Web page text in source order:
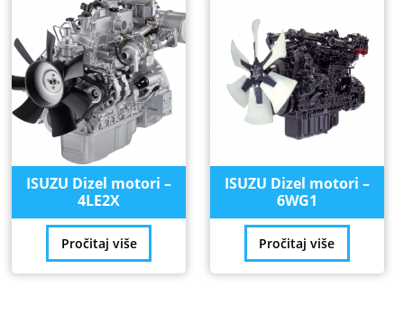
ISUZU Dizel motori –
4LE2X
Pročitaj više
ISUZU Dizel motori –
6WG1
Pročitaj više